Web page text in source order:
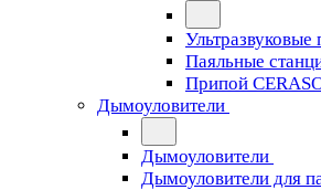
Паяльные
Припой
Дымоуловители
Дымоуловители
Дымоуловители для